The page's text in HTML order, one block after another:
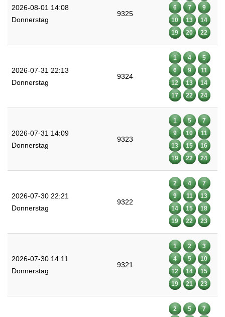
2026-08-01 14:08
Donnerstag
9325
6
7
9
10
13
14
19
20 22
2026-07-31 22:13
Donnerstag
9324
1 4
5
6
9
11
12
13
14
17
22 24
2026-07-31 14:09
Donnerstag
9323
1 5
7
9
10
11
13
15
16
19
22 24
2026-07-30 22:21
Donnerstag
9322
2 4
7
9
11
13
14
15
18
19
22 23
2026-07-30 14:11
Donnerstag
9321
1 2
3
4
5
10
12
14
15
19
21 23
2 5
7